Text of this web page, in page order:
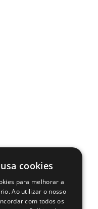
cookies
para melhorar a
Ao utilizar o nosso
com todos os